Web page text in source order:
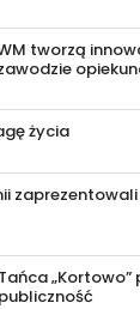
tworzą
życia
„Kortowo”